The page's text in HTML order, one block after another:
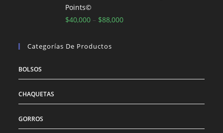
Points©
$40,000 – $88,000
Categorías De Productos
BOLSOS
CHAQUETAS
GORROS